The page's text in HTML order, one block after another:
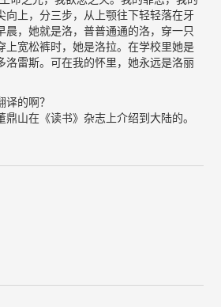
向上，分三步，从上颚往下轻轻落在牙
晨，她就是洛，普普通通的洛，穿一只
上宽松裤时，她是洛拉。在学校里她是
洛雷斯。可在我的怀里，她永远是洛丽
的啊？
山在《读书》杂志上介绍到大陆的。